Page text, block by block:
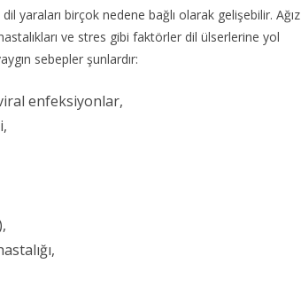
yaraları birçok nedene bağlı olarak gelişebilir. Ağız
ve stres gibi faktörler dil ülserlerine yol
sebepler şunlardır:
enfeksiyonlar,